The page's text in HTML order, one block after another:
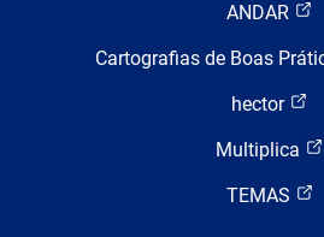
ANDAR
Cartografias de Boas
hector
Multiplica
TEMAS